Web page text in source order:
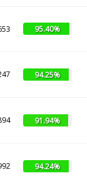
95.40%
94.25%
91.94%
94.24%